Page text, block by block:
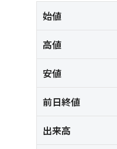
始値
高値
安値
前日終値
出来高